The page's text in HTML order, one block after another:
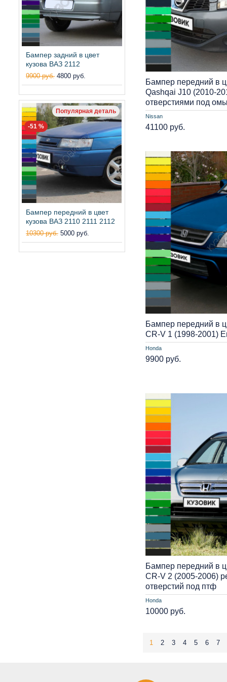
Бампер задний в цвет
кузова ВАЗ 2112
9900 руб. 4800 руб.
Популярная деталь
-51 %
Бампер передний в цвет
кузова ВАЗ 2110 2111 2112
10300 руб. 5000 руб.
Nissan
Бампер передний в
Qashqai J10 (2010-
отверстиями под
41100 руб.
Honda
Бампер передний в
CR-V 1 (1998-2001)
9900 руб.
Honda
Бампер передний в
CR-V 2 (2005-2006)
отверстий под птф
10000 руб.
1 2 3 4 5 6 7